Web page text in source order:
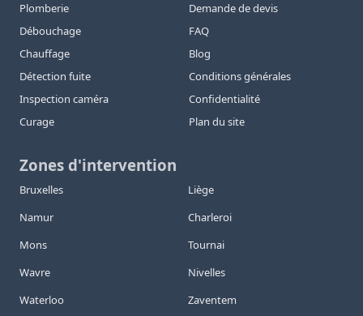
Plomberie
Débouchage
Chauffage
Détection fuite
Inspection caméra
Curage
Demande de devis
FAQ
Blog
Conditions générales
Confidentialité
Plan du site
Zones d'intervention
Bruxelles
Liège
Namur
Charleroi
Mons
Tournai
Wavre
Nivelles
Waterloo
Zaventem